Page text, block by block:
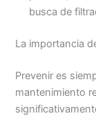
busca de
La importancia
Prevenir es
mantenimiento